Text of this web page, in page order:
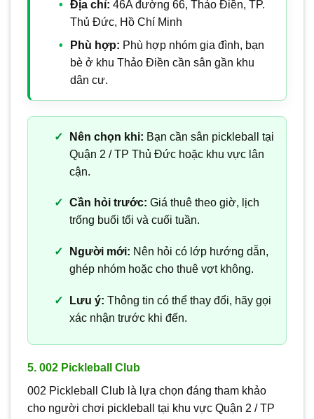
Địa chỉ: 46A đường 66, Thảo Điền, TP.
Thủ Đức, Hồ Chí Minh
Phù hợp: Phù hợp nhóm gia đình, bạn
bè ở khu Thảo Điền cần sân gần khu
dân cư.
Nên chọn khi: Bạn cần sân pickleball tại
Quận 2 / TP Thủ Đức hoặc khu vực lân
cận.
Cần hỏi trước: Giá thuê theo giờ, lịch
trống buổi tối và cuối tuần.
Người mới: Nên hỏi có lớp hướng dẫn,
ghép nhóm hoặc cho thuê vợt không.
Lưu ý: Thông tin có thể thay đổi, hãy gọi
xác nhận trước khi đến.
5. 002 Pickleball Club
002 Pickleball Club là lựa chọn đáng tham khảo
cho người chơi pickleball tại khu vực Quận 2 / TP